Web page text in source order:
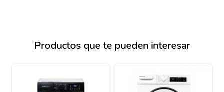
Productos que te pueden interesar